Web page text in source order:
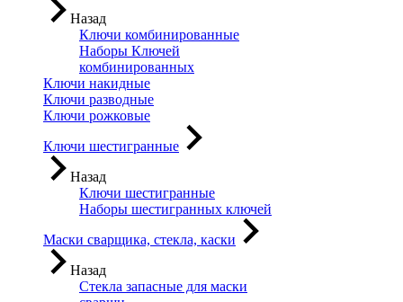
Назад
Ключи комбинированные
Наборы Ключей
комбинированных
Ключи накидные
Ключи разводные
Ключи рожковые
Ключи шестигранные
Назад
Ключи шестигранные
Наборы шестигранных ключей
Маски сварщика, стекла, каски
Назад
Стекла запасные для маски